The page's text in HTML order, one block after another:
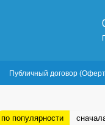
Публичный договор
по популярности